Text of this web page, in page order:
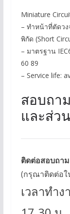
Miniature
– ทำหน้าที่ตัดวง
พิกัด (Short
– มาตรฐาน
60 89
– Service life:
สอบถา
และส่ว
ติดต่อสอบถา
(กรุณาติดต่อใ
เวลาทำ